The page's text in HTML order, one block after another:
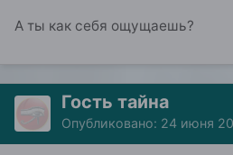
А ты как себя ощущаешь?
Гость тайна
Опубликовано: 24 июня